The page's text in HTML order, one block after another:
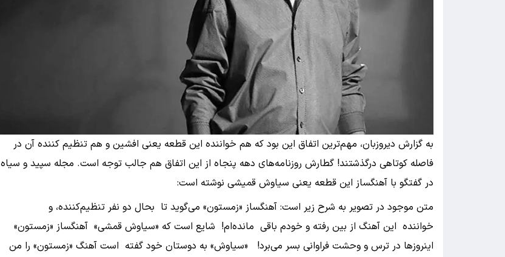
به گزارش دیروزبان، مهم‌ترین اتفاق این بود که هم خواننده این قطعه یعنی افشین و هم تنظیم کننده آن در
فاصله کوتاهی درگذشتند! گطارش روزنامه‌های دهه پنجاه از این اتفاق هم جالب توجه است. مجله سپید و سیاه
در گفتگو با آهنگساز این قطعه یعنی سیاوش قمیشی نوشته است:
متن موجود در تصویر به شرح زیر است: آهنگساز «زمستون» می‌گوید تا بحال دو نفر تنظیم‌کننده، و
خواننده این آهنگ از بین رفته و خودم باقی مانده‌ام! شایع است که «سیاوش قمشی» آهنگساز «زمستون»
اینروزها در ترس و وحشت فراوانی بسر می‌برد! «سیاوش» به دوستان خود گفته است آهنگ «زمستون» را من